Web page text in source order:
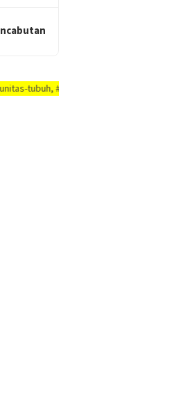
bersikan-diri-&-lingkungaN-anda - AYO